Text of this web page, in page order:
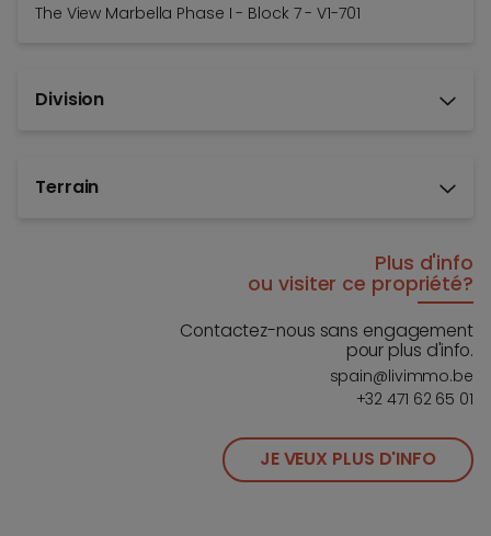
The View Marbella Phase I - Block 7 - V1-701
Division
Terrain
Plus d'info
ou visiter ce propriété?
Contactez-nous sans engagement
pour plus d'info.
spain@livimmo.be
+32 471 62 65 01
JE VEUX PLUS D'INFO